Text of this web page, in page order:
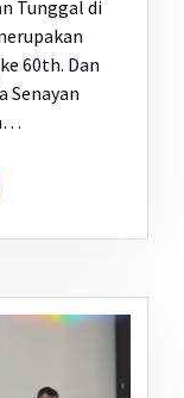
Tunggal di
60th. Dan
Senayan